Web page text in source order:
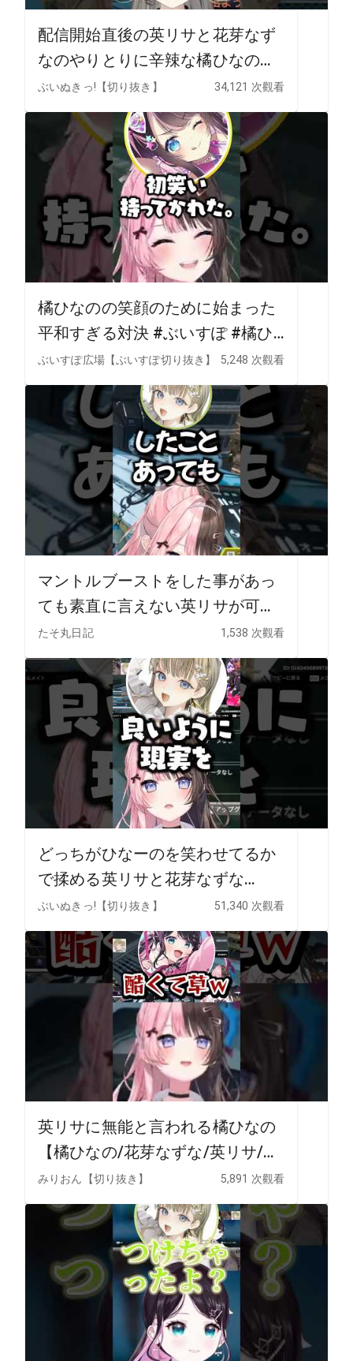
配信開始直後の英リサと花芽なず
なのやりとりに辛辣な橘ひなの
www【ぶいすぽ/切り抜き】
ぶいぬきっ!【切り抜き】 34,121 次觀看
橘ひなのの笑顔のために始まった
平和すぎる対決 #ぶいすぽ #橘ひ
なの
ぶいすぽ広場【ぶいすぽ切り抜き】 5,248 次觀看
マントルブーストをした事があっ
ても素直に言えない英リサが可愛
すぎるww #ぶいすぽ #ぶいすぽ切
り抜き #vtuber
たそ丸日記 1,538 次觀看
どっちがひなーのを笑わせてるか
で揉める英リサと花芽なずな
www【ぶいすぽ/切り抜き】
ぶいぬきっ!【切り抜き】 51,340 次觀看
英リサに無能と言われる橘ひなの
【橘ひなの/花芽なずな/英リサ/ぶ
いすぽ/切り抜き】
みりおん【切り抜き】 5,891 次觀看